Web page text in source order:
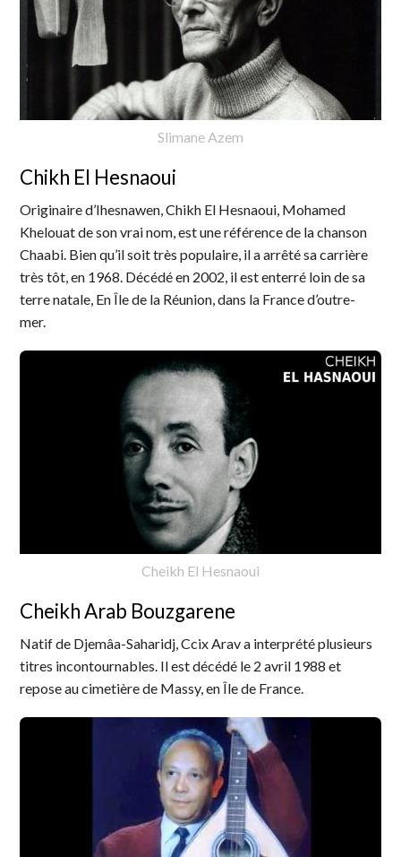
Slimane Azem
Chikh El Hesnaoui
Originaire d’Ihesnawen, Chikh El Hesnaoui, Mohamed
Khelouat de son vrai nom, est une référence de la chanson
Chaabi. Bien qu’il soit très populaire, il a arrêté sa carrière
très tôt, en 1968. Décédé en 2002, il est enterré loin de sa
terre natale, En Île de la Réunion, dans la France d’outre-
mer.
Cheikh El Hesnaoui
Cheikh Arab Bouzgarene
Natif de Djemâa-Saharidj, Ccix Arav a interprété plusieurs
titres incontournables. Il est décédé le 2 avril 1988 et
repose au cimetière de Massy, en Île de France.